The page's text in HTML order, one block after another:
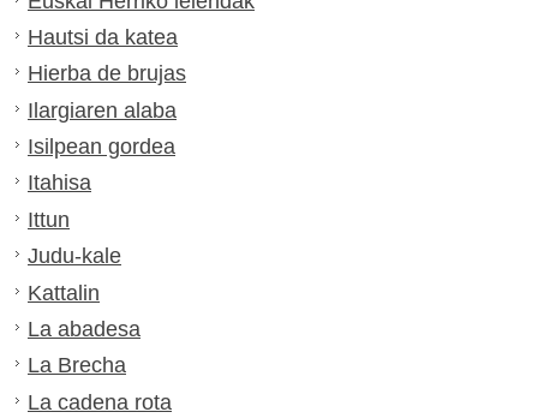
Hautsi da katea
Hierba de brujas
Ilargiaren alaba
Isilpean gordea
Itahisa
Ittun
Judu-kale
Kattalin
La abadesa
La Brecha
La cadena rota